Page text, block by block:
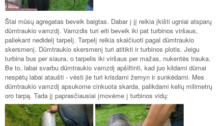
Štai mūsų agregatas beveik baigtas. Dabar į jį reikia įkišti ugniai atsparų
dūmtraukio vamzdį. Vamzdis turi eiti beveik iki pat turbinos viršaus,
paliekant nedidelį tarpelį. Tarpelį reikia skaičiuoti pagal dūmtraukio
skersmenį. Dūmtraukio skersmenį turi atitikti ir turbinos plotis. Jeigu
turbina bus per siaura, o tarpelis iki viršaus per mažas, nukentės trauka.
Be to, labai svarbu dūmtraukio vamzdį apšiltinti, kad juo kildami dūmai
nespėtų labai ataušti - vėsti jie turi krisdami žemyn ir sunkėdami. Mes
dūmtraukio vamzdį apsukome cinkuota skarda, palikdami kelių milimetrų
oro tarpą. Tada jį paprasčiausiai įmovėme į turbinos vidų: